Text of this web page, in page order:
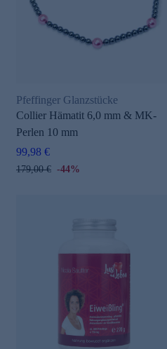
Pfeffinger Glanzstücke
Collier Hämatit 6,0 mm & MK-
Perlen 10 mm
99,98 €
179,00 € -44%